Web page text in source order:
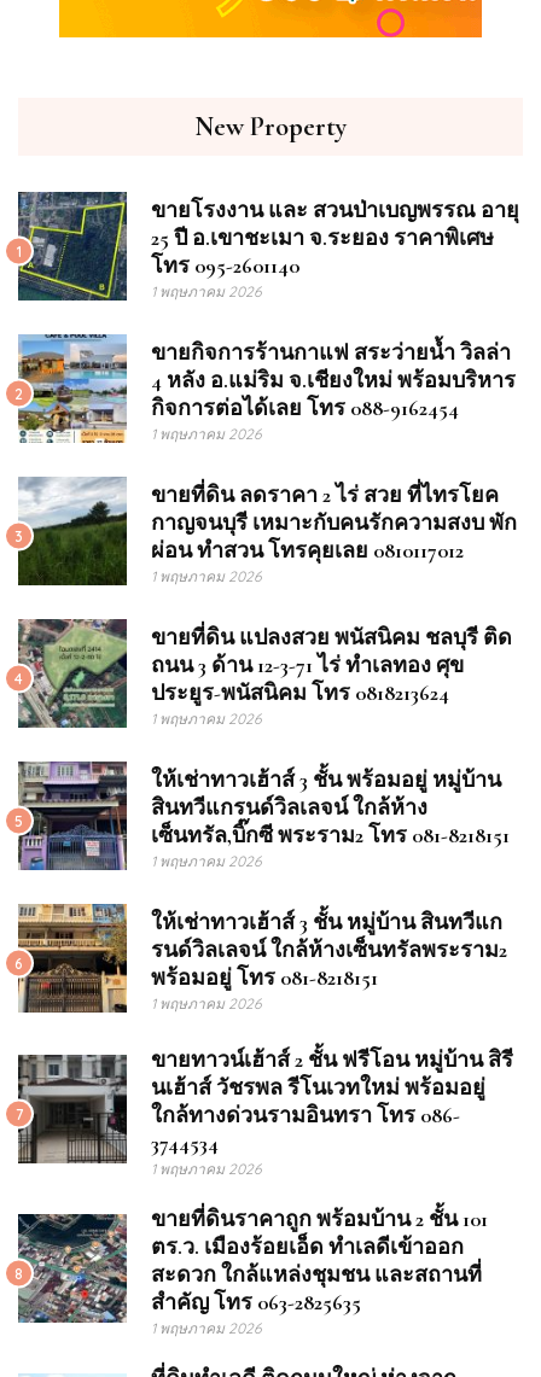
New Property
1
ขายโรงงาน และ สวนป่าเบญพรรณ อายุ
25 ปี อ.เขาชะเมา จ.ระยอง ราคาพิเศษ
โทร 095-2601140
1 พฤษภาคม 2026
2
ขายกิจการร้านกาแฟ สระว่ายน้ำ วิลล่า
4 หลัง อ.แม่ริม จ.เชียงใหม่ พร้อมบริหาร
กิจการต่อได้เลย โทร 088-9162454
1 พฤษภาคม 2026
3
ขายที่ดิน ลดราคา 2 ไร่ สวย ที่ไทรโยค
กาญจนบุรี เหมาะกับคนรักความสงบ พัก
ผ่อน ทำสวน โทรคุยเลย 0810117012
1 พฤษภาคม 2026
4
ขายที่ดิน แปลงสวย พนัสนิคม ชลบุรี ติด
ถนน 3 ด้าน 12-3-71 ไร่ ทำเลทอง ศุข
ประยูร-พนัสนิคม โทร 0818213624
1 พฤษภาคม 2026
5
ให้เช่าทาวเฮ้าส์ 3 ชั้น พร้อมอยู่ หมู่บ้าน
สินทวีแกรนด์วิลเลจน์ ใกล้ห้าง
เซ็นทรัล,บิ๊กซี พระราม2 โทร 081-8218151
1 พฤษภาคม 2026
6
ให้เช่าทาวเฮ้าส์ 3 ชั้น หมู่บ้าน สินทวีแก
รนด์วิลเลจน์ ใกล้ห้างเซ็นทรัลพระราม2
พร้อมอยู่ โทร 081-8218151
1 พฤษภาคม 2026
7
ขายทาวน์เฮ้าส์ 2 ชั้น ฟรีโอน หมู่บ้าน สิรี
นเฮ้าส์ วัชรพล รีโนเวทใหม่ พร้อมอยู่
ใกล้ทางด่วนรามอินทรา โทร 086-
3744534
1 พฤษภาคม 2026
8
ขายที่ดินราคาถูก พร้อมบ้าน 2 ชั้น 101
ตร.ว. เมืองร้อยเอ็ด ทำเลดีเข้าออก
สะดวก ใกล้แหล่งชุมชน และสถานที่
สำคัญ โทร 063-2825635
1 พฤษภาคม 2026